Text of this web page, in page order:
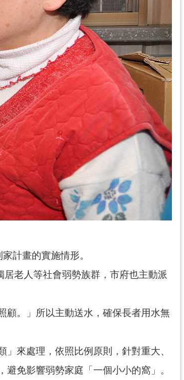
計畫的實施情形。
老人等社會弱勢族群，市府也主動派
顧。」所以主動送水，確保長者用水無
來處理，依照比例原則，針對重大、
免影響弱勢家庭「一個小小的窩」。